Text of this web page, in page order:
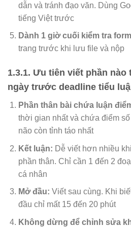
dẫn và tránh đạo văn. Dùng
tiếng Việt trước
Dành 1 giờ cuối kiểm tra
trang trước khi lưu file và nộp
1.3.1. Ưu tiên viết phần
ngày trước deadline tiểu
Phần thân bài chứa luận
thời gian nhất và chứa điểm
não còn tỉnh táo nhất
Kết luận: Dễ viết hơn nhiều
phần thân. Chỉ cần 1 đến 2
cá nhân
Mở đầu: Viết sau cùng. Khi
đầu chỉ mất 15 đến 20 phút
Không dừng để chỉnh sửa